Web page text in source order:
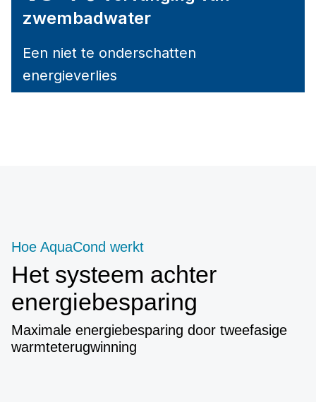
zwembadwater
Een niet te onderschatten
energieverlies
Het systeem achter
energiebesparing
Maximale energiebesparing door tweefasige
warmteterugwinning
Hoe AquaCond werkt